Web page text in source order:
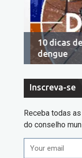
10 dicas de
dengue
Inscreva-se
Receba todas
do conselho